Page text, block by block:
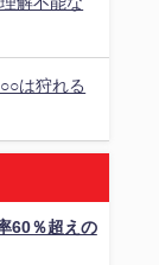
は狩れる
60％超えの